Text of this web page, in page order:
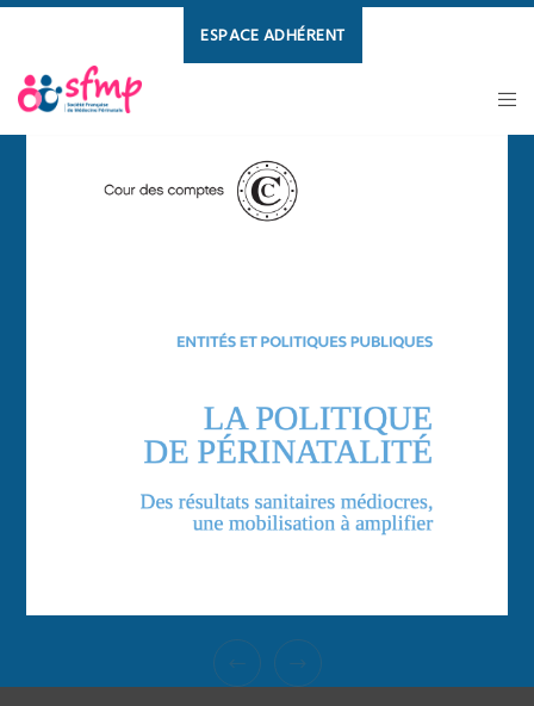
ESPACE ADHÉRENT